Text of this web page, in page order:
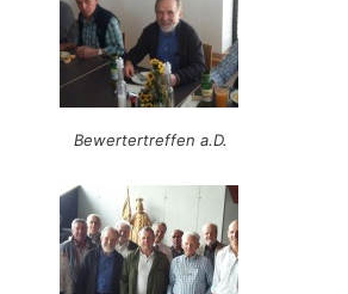
Bewertertreffen a.D.